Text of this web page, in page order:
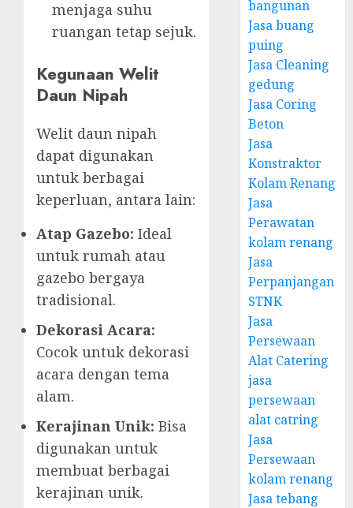
menjaga suhu
ruangan tetap sejuk.
Kegunaan Welit
Daun Nipah
Welit daun nipah
dapat digunakan
untuk berbagai
keperluan, antara lain:
Atap Gazebo: Ideal
untuk rumah atau
gazebo bergaya
tradisional.
Dekorasi Acara:
Cocok untuk dekorasi
acara dengan tema
alam.
Kerajinan Unik: Bisa
digunakan untuk
membuat berbagai
kerajinan unik.
bangunan
Jasa buang
puing
Jasa Cleaning
gedung
Jasa Coring
Beton
Jasa
Konstraktor
Kolam Renang
Jasa
Perawatan
kolam renang
Jasa
Perpanjangan
STNK
Jasa
Persewaan
Alat Catering
jasa
persewaan
alat catring
Jasa
Persewaan
kolam renang
Jasa tebang